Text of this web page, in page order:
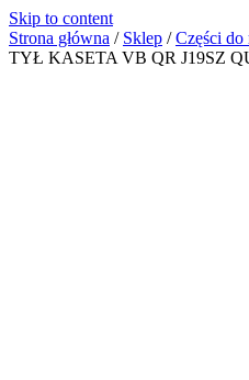
Skip to content
Strona główna / Sklep / Części do
TYŁ KASETA VB QR J19SZ